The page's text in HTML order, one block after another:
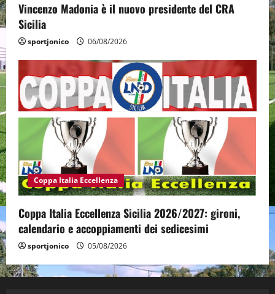
Vincenzo Madonia è il nuovo presidente del CRA
Sicilia
sportjonico 06/08/2026
Coppa Italia Eccellenza
Coppa Italia Eccellenza Sicilia 2026/2027: gironi,
calendario e accoppiamenti dei sedicesimi
sportjonico 05/08/2026